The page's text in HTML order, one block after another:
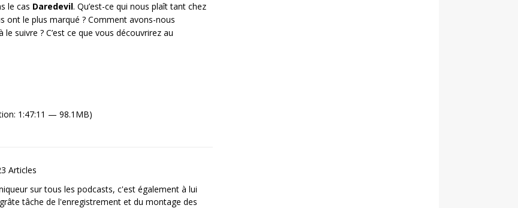
le cas Daredevil. Qu’est-ce qui nous plaît tant chez
ont le plus marqué ? Comment avons-nous
suivre ? C’est ce que vous découvrirez au
1:47:11 — 98.1MB)
Articles
sur tous les podcasts, c'est également à lui
tâche de l'enregistrement et du montage des